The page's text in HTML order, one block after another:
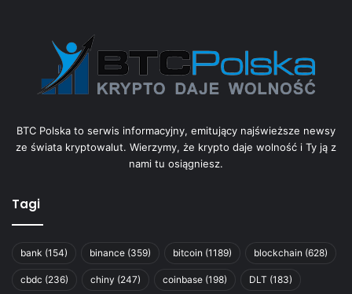
BTC Polska to serwis informacyjny, emitujący najświeższe newsy
ze świata kryptowalut. Wierzymy, że krypto daje wolność i Ty ją z
nami tu osiągniesz.
Tagi
bank (154) binance (359) bitcoin (1189) blockchain (628)
cbdc (236) chiny (247) coinbase (198) DLT (183)